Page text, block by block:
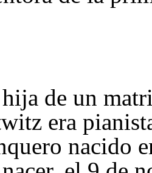
de un
era
nacido